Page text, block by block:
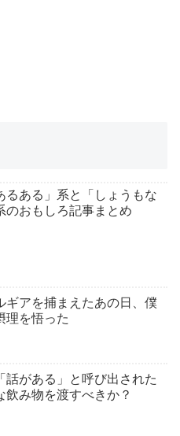
るある」系と「しょうもな
のおもしろ記事まとめ
ギアを捕まえたあの日、僕
理を悟った
話がある」と呼び出された
飲み物を渡すべきか？